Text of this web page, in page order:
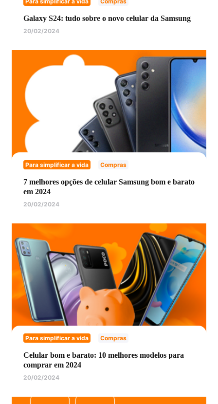
Galaxy S24: tudo sobre o novo celular da Samsung
20/02/2024
Para simplificar a vida Compras
7 melhores opções de celular Samsung bom e barato
em 2024
20/02/2024
Para simplificar a vida Compras
Celular bom e barato: 10 melhores modelos para
comprar em 2024
20/02/2024